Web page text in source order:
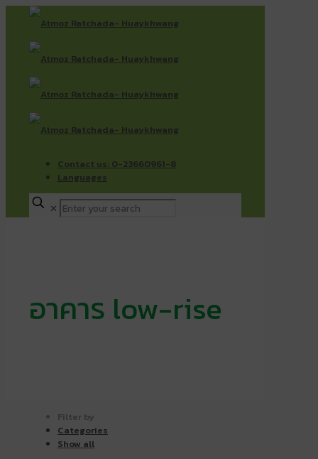
Contact us: 0-23660961-8
Languages
✕
อาคาร low-rise
Filter by
Categories
Show all